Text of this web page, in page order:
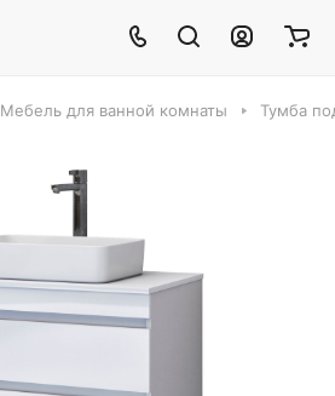
Мебель для ванной комнаты Тумба